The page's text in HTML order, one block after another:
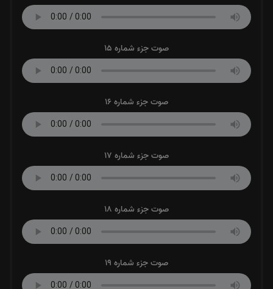
صوت جزء شماره 15
صوت جزء شماره 16
صوت جزء شماره 17
صوت جزء شماره 18
صوت جزء شماره 19